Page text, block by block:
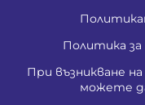
Политика за
При възникване на
можете